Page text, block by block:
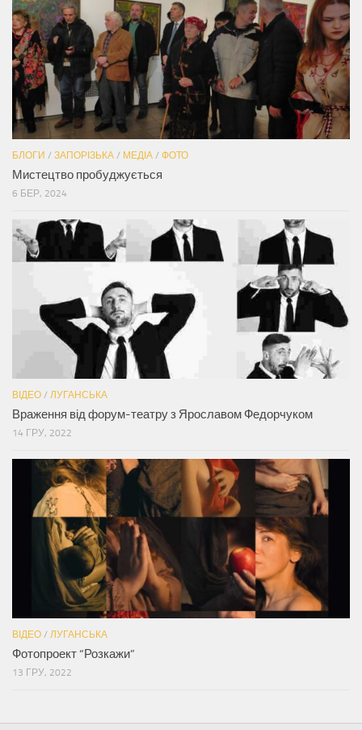
БЛОГИ / ЗАПОРІЗЬКА / МЕДІА / ФОТО
Мистецтво пробуджується
6 БЕР, 2024
ВІДЕО / ЛУГАНСЬКА
Враження від форум-театру з Ярославом Федорчуком
14 ГРУ, 2022
ВІДЕО / ЛУГАНСЬКА
Фотопроект “Розкажи”
13 ГРУ, 2022